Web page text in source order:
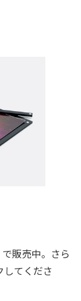
で販売中。さら
してくださ